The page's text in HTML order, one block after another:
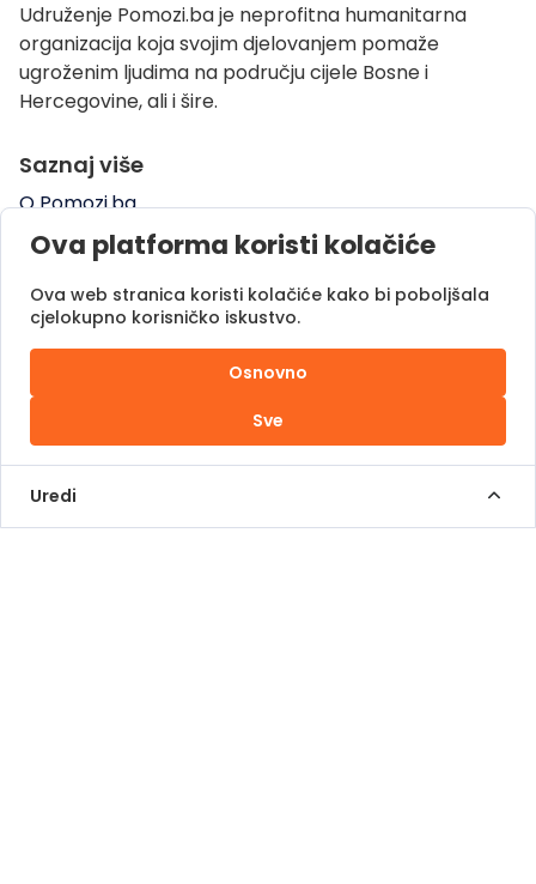
Udruženje Pomozi.ba je neprofitna humanitarna
organizacija koja svojim djelovanjem pomaže
ugroženim ljudima na području cijele Bosne i
Hercegovine, ali i šire.
Saznaj više
O Pomozi.ba
Pogledaj kampanje
Pomozi.ba Novosti
Kontaktirajte nas
Kontakt Info
+387 62 839 000
info@pomoziba.org
Ova platforma koristi kolačiće
Ova web stranica koristi kolačiće kako bi poboljšala
cjelokupno korisničko iskustvo.
Osnovno
Sve
Uredi